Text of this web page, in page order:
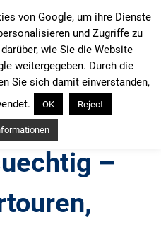
–
von Google, um ihre Dienste
und Zugriffe zu
wie Sie die Website
weitergegeben. Durch die
Sie sich damit einverstanden,
OK Reject